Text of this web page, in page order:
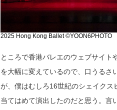
2025 Hong Kong Ballet ©YOON6PHOTO
ところで香港バレエのウェブサイト
を大幅に変えているので、口うるさ
が、僕はむしろ16世紀のシェイク
当てはめて演出したのだと思う。言